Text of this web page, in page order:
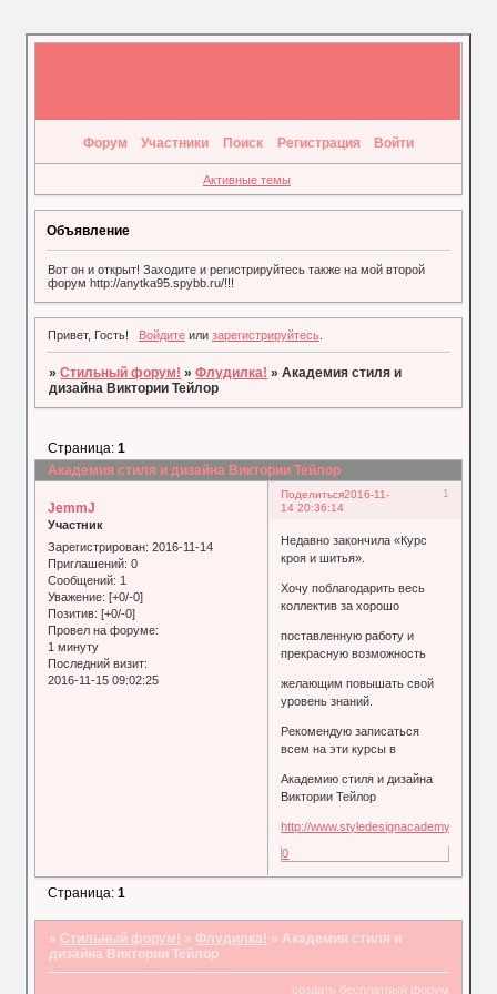
Форум Участники Поиск Регистрация Войти
Активные темы
Объявление
Вот он и открыт! Заходите и регистрируйтесь также на мой второй
форум http://anytka95.spybb.ru/!!!
Привет, Гость! Войдитеили зарегистрируйтесь.
»Стильный форум! »Флудилка! »Академия стиля и
дизайна Виктории Тейлор
Академия стиля и дизайна Виктории Тейлор
Страница:1
Поделиться 1
2016-11-
14 20:36:14
JemmJ
Участник
Зарегистрирован: 2016-11-14
Приглашений: 0
Сообщений: 1
Уважение: [+0/-0]
Позитив: [+0/-0]
Провел на форуме:
1 минуту
Последний визит:
2016-11-15 09:02:25
Недавно закончила «Курс
кроя и шитья».
Хочу поблагодарить весь
коллектив за хорошо
поставленную работу и
прекрасную возможность
желающим повышать свой
уровень знаний.
Рекомендую записаться
всем на эти курсы в
Академию стиля и дизайна
Виктории Тейлор
http://www.styledesignacademy.ru
0
Страница:1
» Стильный форум! » Флудилка! » Академия стиля и
дизайна Виктории Тейлор
создать бесплатный форум